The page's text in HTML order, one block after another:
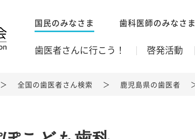
国民のみなさま 歯科医師のみなさま
歯医者さんに行こう！ 啓発活動
全国の歯医者さん検索 鹿児島県の歯医者